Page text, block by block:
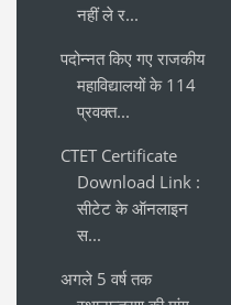
नहीं ले र...
पदोन्नत किए गए राजकीय
महाविद्यालयों के 114
प्रवक्त...
CTET Certificate
Download Link :
सीटेट के ऑनलाइन
स...
अगले 5 वर्ष तक